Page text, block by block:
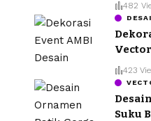
482
Vector
423
Suku